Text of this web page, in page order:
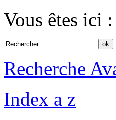
Vous êtes ici :
Recherche
Index a z